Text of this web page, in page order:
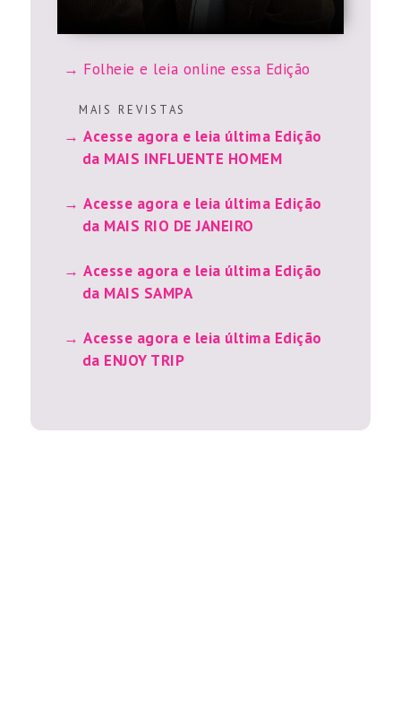
Folheie e leia online essa Edição
M A I S R E V I S T A S
Acesse agora e leia última Edição
da MAIS INFLUENTE HOMEM
Acesse agora e leia última Edição
da MAIS RIO DE JANEIRO
Acesse agora e leia última Edição
da MAIS SAMPA
Acesse agora e leia última Edição
da ENJOY TRIP